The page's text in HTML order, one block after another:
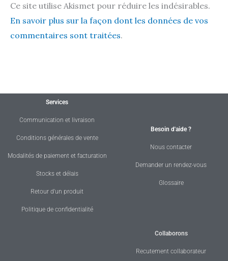
Ce site utilise Akismet pour réduire les indésirables.
En savoir plus sur la façon dont les données de vos
commentaires sont traitées.
Services
Communication et livraison
Conditions générales de vente
Modalités de paiement et facturation
Stocks et délais
Retour d'un produit
Politique de confidentialité
Besoin d'aide ?
Nous contacter
Demander un rendez-vous
Glossaire
Collaborons
Recutement collaborateur